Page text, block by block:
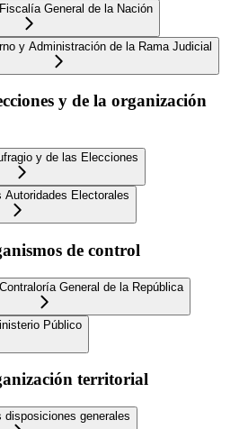
General de la Nación
y Administración de la Rama Judicial
y de la organización
y de las Elecciones
Autoridades Electorales
de control
General de la República
Público
territorial
disposiciones generales